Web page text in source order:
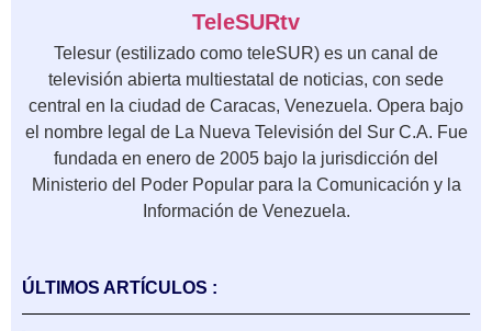
TeleSURtv
Telesur (estilizado como teleSUR) es un canal de
televisión abierta multiestatal de noticias, con sede
central en la ciudad de Caracas, Venezuela.​ Opera bajo
el nombre legal de La Nueva Televisión del Sur C.A. Fue
fundada en enero de 2005​ bajo la jurisdicción del
Ministerio del Poder Popular para la Comunicación y la
Información de Venezuela.
ÚLTIMOS ARTÍCULOS :